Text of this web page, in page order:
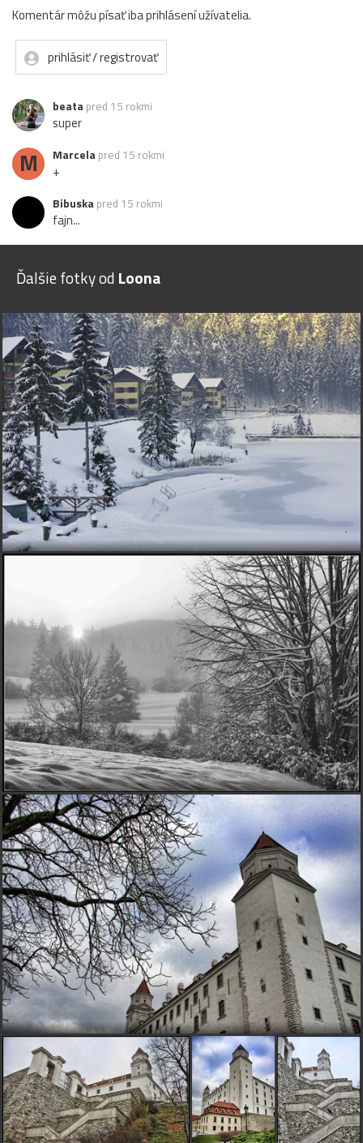
Komentár môžu písať iba prihlásení užívatelia.
prihlásiť / registrovať
beata pred 15 rokmi
super
M Marcela pred 15 rokmi
+
Bibuska pred 15 rokmi
fajn...
Ďalšie fotky od Loona